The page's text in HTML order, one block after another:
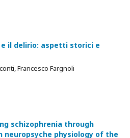
il delirio: aspetti storici e
Francesco Fargnoli
schizophrenia through
neuropsyche physiology of the